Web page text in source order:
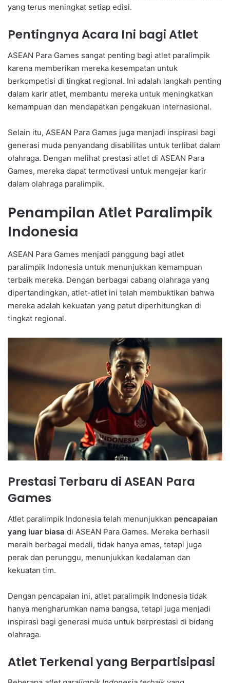
yang terus meningkat setiap edisi.
Pentingnya Acara Ini bagi Atlet
ASEAN Para Games sangat penting bagi atlet paralimpik
karena memberikan mereka kesempatan untuk
berkompetisi di tingkat regional. Ini adalah langkah penting
dalam karir atlet, membantu mereka untuk meningkatkan
kemampuan dan mendapatkan pengakuan internasional.
Selain itu, ASEAN Para Games juga menjadi inspirasi bagi
generasi muda penyandang disabilitas untuk terlibat dalam
olahraga. Dengan melihat prestasi atlet di ASEAN Para
Games, mereka dapat termotivasi untuk mengejar karir
dalam olahraga paralimpik.
Penampilan Atlet Paralimpik
Indonesia
ASEAN Para Games menjadi panggung bagi atlet
paralimpik Indonesia untuk menunjukkan kemampuan
terbaik mereka. Dengan berbagai cabang olahraga yang
dipertandingkan, atlet-atlet ini telah membuktikan bahwa
mereka adalah kekuatan yang patut diperhitungkan di
tingkat regional.
Prestasi Terbaru di ASEAN Para
Games
Atlet paralimpik Indonesia telah menunjukkan pencapaian
yang luar biasa di ASEAN Para Games. Mereka berhasil
meraih berbagai medali, tidak hanya emas, tetapi juga
perak dan perunggu, menunjukkan kedalaman dan
kekuatan tim.
Dengan pencapaian ini, atlet paralimpik Indonesia tidak
hanya mengharumkan nama bangsa, tetapi juga menjadi
inspirasi bagi generasi muda untuk berprestasi di bidang
olahraga.
Atlet Terkenal yang Berpartisipasi